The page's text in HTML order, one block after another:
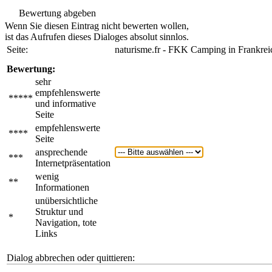
Bewertung abgeben
Wenn Sie diesen Eintrag nicht bewerten wollen,
ist das Aufrufen dieses Dialoges absolut sinnlos.
Seite:
naturisme.fr - FKK Camping in
Bewertung:
*****
sehr
empfehlenswerte
und informative
Seite
****
empfehlenswerte
Seite
***
ansprechende
Internetpräsentation
**
wenig
Informationen
*
unübersichtliche
Struktur und
Navigation, tote
Links
Dialog abbrechen oder quittieren: